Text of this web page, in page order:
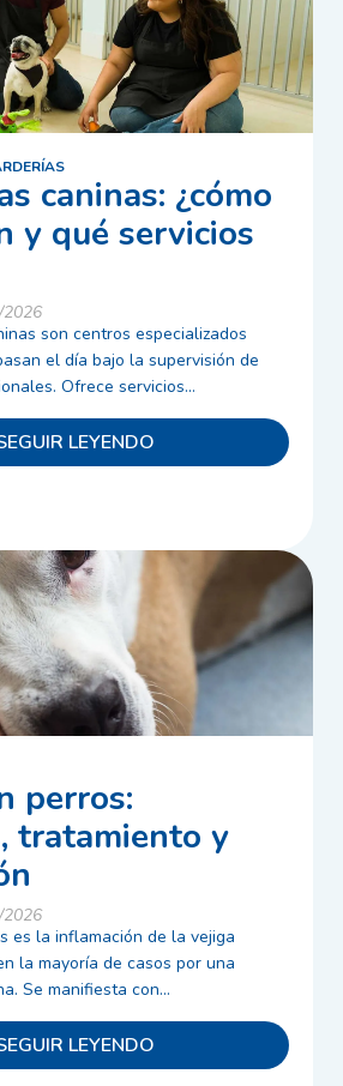
caninas: ¿cómo
y qué servicios
2026
son centros especializados
el día bajo la supervisión de
Ofrece servicios...
LEYENDO
perros:
tratamiento y
2026
es la inflamación de la vejiga
la mayoría de casos por una
Se manifiesta con...
LEYENDO